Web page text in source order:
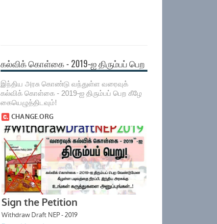
கல்விக் கொள்கை - 2019-ஐ திரும்பப் பெற
இந்திய அரசு கொண்டு வந்துள்ள வரைவுக்
கல்விக் கொள்கை - 2019-ஐ திரும்பப் பெற கீழே
கையெழுத்திடவும்!